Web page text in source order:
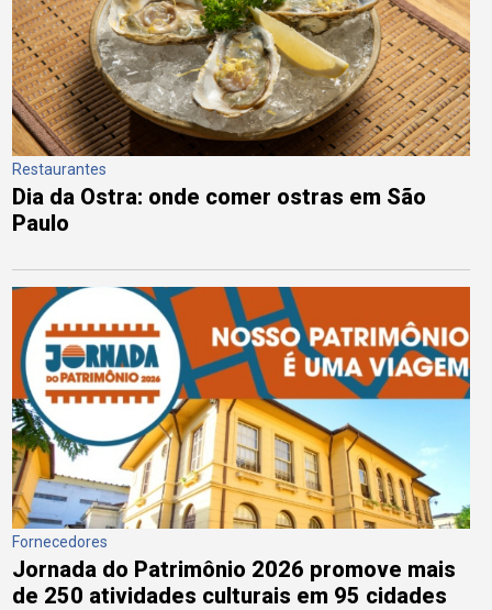
Restaurantes
Dia da Ostra: onde comer ostras em São
Paulo
Fornecedores
Jornada do Patrimônio 2026 promove mais
de 250 atividades culturais em 95 cidades